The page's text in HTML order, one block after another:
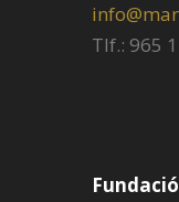
Tlf.: 965